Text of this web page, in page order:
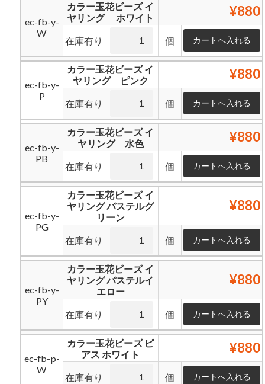
ec-fb-y-
W
カラー玉花ビーズ イ
ヤリング ホワイト
¥880
在庫有り 個
ec-fb-y-
P
カラー玉花ビーズ イ
ヤリング ピンク
¥880
在庫有り 個
ec-fb-y-
PB
カラー玉花ビーズ イ
ヤリング 水色
¥880
在庫有り 個
ec-fb-y-
PG
カラー玉花ビーズ イ
ヤリング パステルグ
リーン
¥880
在庫有り 個
ec-fb-y-
PY
カラー玉花ビーズ イ
ヤリング パステルイ
エロー
¥880
在庫有り 個
ec-fb-p-
W
カラー玉花ビーズ ピ
アス ホワイト
¥880
在庫有り 個